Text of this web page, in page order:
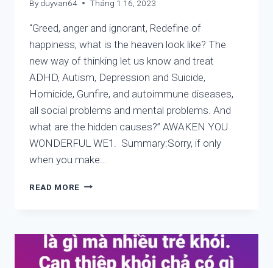
By duyvan64 Tháng 1 16, 2023
“Greed, anger and ignorant, Redefine of
happiness, what is the heaven look like? The
new way of thinking let us know and treat
ADHD, Autism, Depression and Suicide,
Homicide, Gunfire, and autoimmune diseases,
all social problems and mental problems. And
what are the hidden causes?” AWAKEN YOU
WONDERFUL WE1. Summary:Sorry, if only
when you make…
READ MORE PHILOSOPHY,
MIND,
BODY
AND